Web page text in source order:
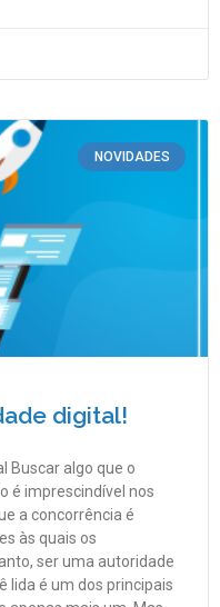
NOVIDADES
digital!
Buscar algo que o
é imprescindível nos
a concorrência é
às quais os
ser uma autoridade
lida é um dos principais